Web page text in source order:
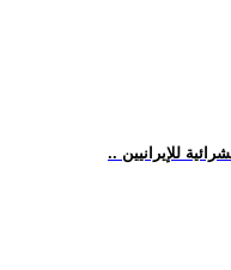
للإيرانيين